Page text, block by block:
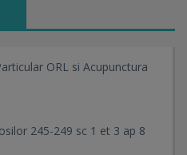
ORL si Acupunctura
245-249 sc 1 et 3 ap 8